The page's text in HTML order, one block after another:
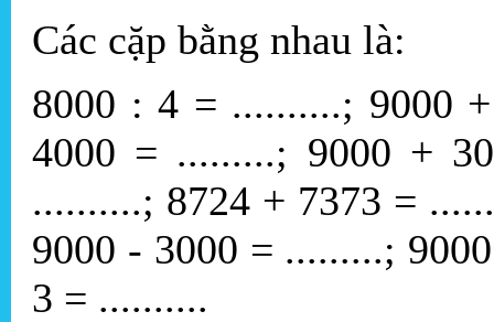
Các cặp bằng nhau là:
8000 : 4 = ..........; 9000
4000 = .........; 9000 +
..........; 8724 + 7373 =
9000 - 3000 = .........;
3 = ..........